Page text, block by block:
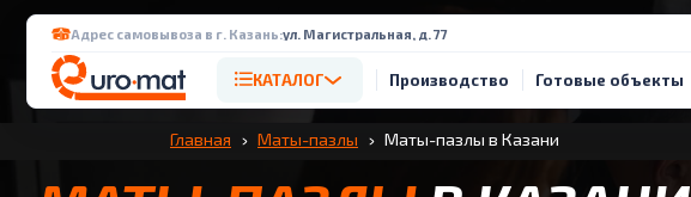
Адрес самовывоза в г. Казань:ул. Магистральная, д. 77
КАТАЛОГ Производство Готовые объекты
Главная Маты-пазлы Маты-пазлы в Казани